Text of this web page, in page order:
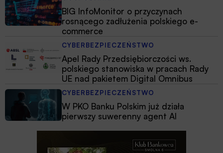
BIG InfoMonitor o przyczynach
rosnącego zadłużenia polskiego e-
commerce
CYBERBEZPIECZEŃSTWO
Apel Rady Przedsiębiorczości ws.
polskiego stanowiska w pracach Rady
UE nad pakietem Digital Omnibus
CYBERBEZPIECZEŃSTWO
W PKO Banku Polskim już działa
pierwszy suwerenny agent AI